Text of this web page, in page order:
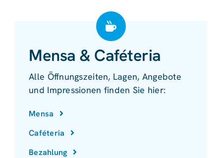
Mensa & Caféteria
Alle Öffnungszeiten, Lagen, Angebote
und Impressionen finden Sie hier:
Mensa
Caféteria
Bezahlung